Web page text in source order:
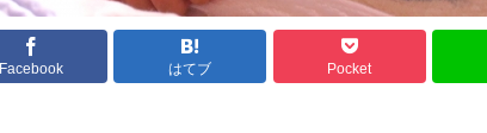
Facebook はてブ Pocket